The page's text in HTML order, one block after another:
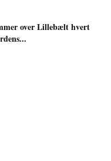
over Lillebælt hvert